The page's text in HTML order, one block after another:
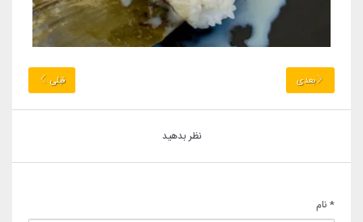
بعدی قبلی
نظر بدهید
* نام